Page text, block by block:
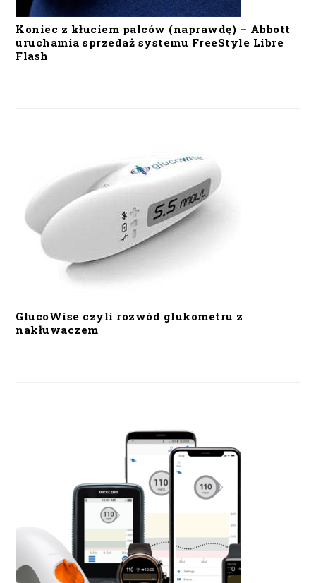
Koniec z kłuciem palców (naprawdę) – Abbott
uruchamia sprzedaż systemu FreeStyle Libre
Flash
GlucoWise czyli rozwód glukometru z
nakłuwaczem